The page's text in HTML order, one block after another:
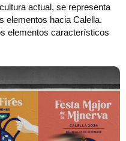
actual, se representa
elementos hacia Calella.
elementos característicos